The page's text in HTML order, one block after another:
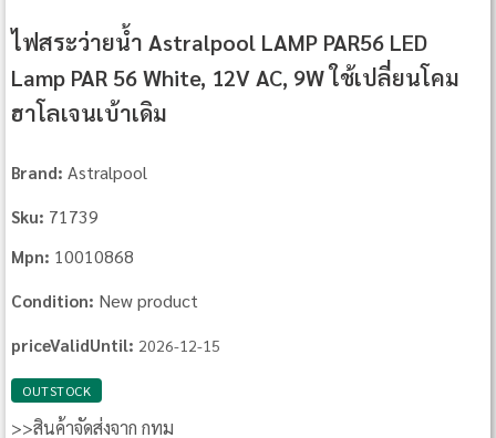
ไฟสระว่ายน้ำ Astralpool LAMP PAR56 LED
Lamp PAR 56 White, 12V AC, 9W ใช้เปลี่ยนโคม
ฮาโลเจนเบ้าเดิม
Brand: Astralpool
Sku: 71739
Mpn: 10010868
Condition: New product
priceValidUntil: 2026-12-15
OUTSTOCK
>>สินค้าจัดส่งจาก กทม